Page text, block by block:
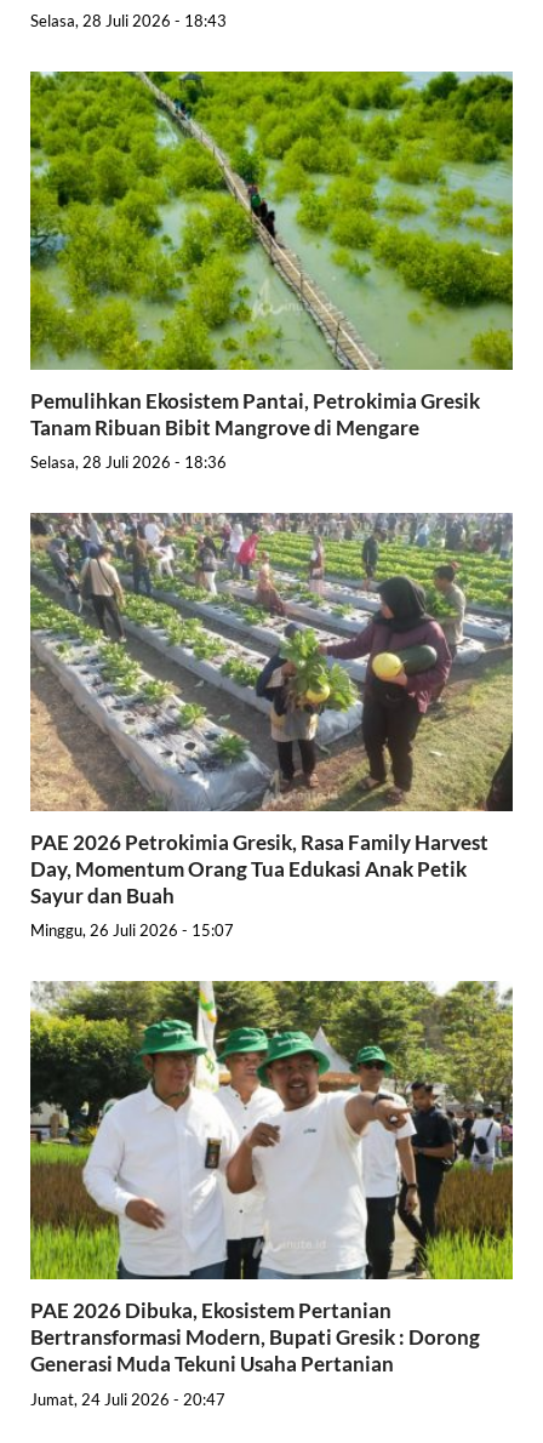
Selasa, 28 Juli 2026 - 18:43
Pemulihkan Ekosistem Pantai, Petrokimia Gresik
Tanam Ribuan Bibit Mangrove di Mengare
Selasa, 28 Juli 2026 - 18:36
PAE 2026 Petrokimia Gresik, Rasa Family Harvest
Day, Momentum Orang Tua Edukasi Anak Petik
Sayur dan Buah
Minggu, 26 Juli 2026 - 15:07
PAE 2026 Dibuka, Ekosistem Pertanian
Bertransformasi Modern, Bupati Gresik : Dorong
Generasi Muda Tekuni Usaha Pertanian
Jumat, 24 Juli 2026 - 20:47